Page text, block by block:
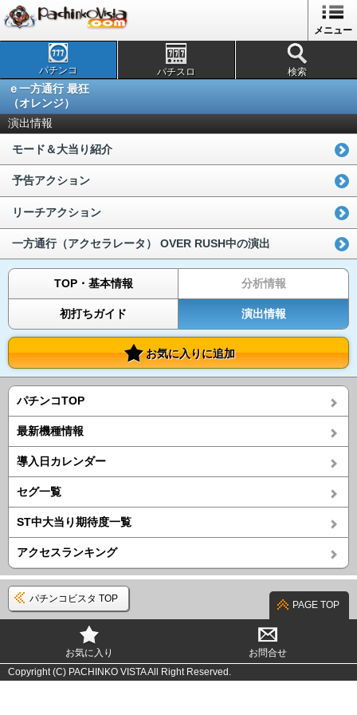
メニュー
パチンコ パチスロ 検索
ｅ一方通行 最狂
（オレンジ）
演出情報
モード＆大当り紹介
予告アクション
リーチアクション
一方通行（アクセラレータ） OVER RUSH中の演出
TOP・基本情報 分析情報
初打ちガイド 演出情報
お気に入りに追加
パチンコTOP
最新機種情報
導入日カレンダー
セグ一覧
ST中大当り期待度一覧
アクセスランキング
パチンコビスタ TOP
PAGE TOP
お気に入り
お問合せ
Copyright (C) PACHINKO VISTA All Right Reserved.